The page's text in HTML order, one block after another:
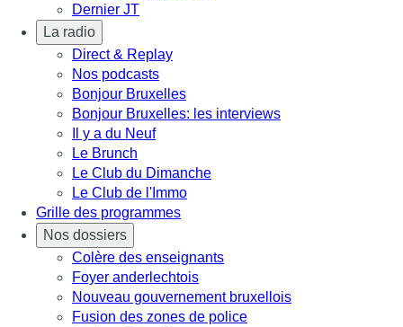
Dernier JT
La radio
Direct & Replay
Nos podcasts
Bonjour Bruxelles
Bonjour Bruxelles: les interviews
Il y a du Neuf
Le Brunch
Le Club du Dimanche
Le Club de l'Immo
Grille des programmes
Nos dossiers
Colère des enseignants
Foyer anderlechtois
Nouveau gouvernement bruxellois
Fusion des zones de police